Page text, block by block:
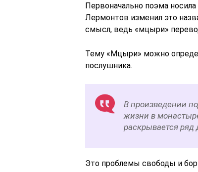
Первоначально поэма
Лермонтов изменил это
смысл, ведь «мцыри»
Тему «Мцыри» можно
послушника.
В произведении
жизни в
раскрывается ряд
Это проблемы свободы и